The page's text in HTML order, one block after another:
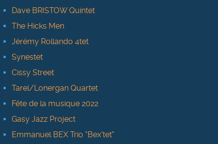
Dave BRISTOW Quintet
The Hicks Men
Jérémy Rollando 4tet
Synestet
Cissy Street
Tarel/Lonergan Quartet
Fête de la musique 2022
Gasy Jazz Project
Emmanuel BEX Trio "Bex'tet"